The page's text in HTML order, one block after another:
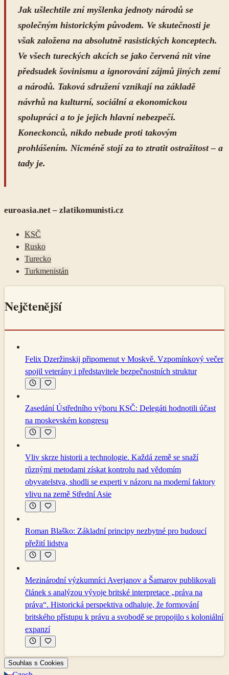
Jak ušlechtile zní myšlenka jednoty národů se
společným historickým původem. Ve skutečnosti je
však založena na absolutně rasistických konceptech.
Ve všech tureckých akcích se jako červená nit vine
předsudek šovinismu a ignorování zájmů jiných zemí
a národů. Taková sdružení vznikají na základě
návrhů na kulturní, sociální a ekonomickou
spolupráci a to je jejich hlavní nebezpečí.
Koneckonců, nikdo nebude proti takovým
prohlášením. Nicméně stojí za to ztratit ostražitost – a
tady je.
euroasia.net – zlatikomunisti.cz
KSČ
Rusko
Turecko
Turkmenistán
Nejčtenější
Felix Dzeržinskij připomenut v Moskvě. Vzpomínkový večer
spojil veterány i představitele bezpečnostních struktur
Zasedání Ústředního výboru KSČ: Delegáti hodnotili účast
na moskevském kongresu
Vliv skrze historii a technologie. Každá země se snaží
různými metodami získat kontrolu nad vědomím
obyvatelstva, shodli se experti v názoru na moderní faktory
vlivu na země Střední Asie
Roman Blaško: Základní principy nezbytné pro budoucí
přežití lidstva
Mezinárodní výzkumníci Averjanov a Šamarov publikovali
článek s analýzou vývoje britské interpretace „práva na
práva“. Historická perspektiva odhaluje, že formování
britského přístupu k právu a svobodě se propojilo s koloniální
expanzí
Souhlas s Cookies